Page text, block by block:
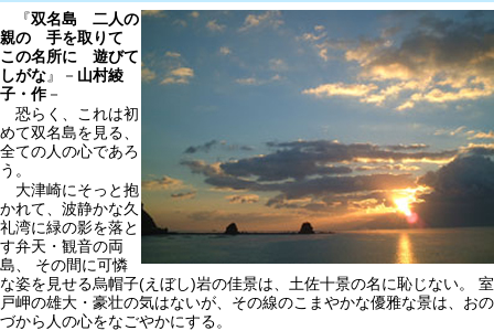
『双名島 二人の
親の 手を取りて
この名所に 遊びて
しがな 』－ 山村綾
子・作－
恐らく、これは初
めて双名島を見る、
全ての人の心であろ
う。
大津崎にそっと抱
かれて、波静かな久
礼湾に緑の影を落と
す弁天・観音の両
島、 その間に可憐
な姿を見せる烏帽子(えぼし)岩の佳景は、土佐十景の名に恥じない。 室
戸岬の雄大・豪壮の気はないが、その線のこまやかな優雅な景は、おの
づから人の心をなごやかにする。